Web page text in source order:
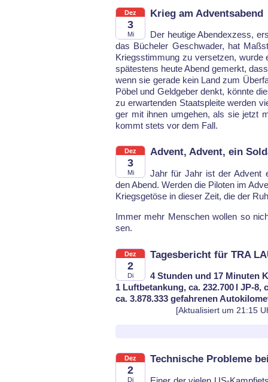
Dez
3
Mi
Krieg am Adventsabend
Der heu­ti­ge Abend­ex­zess,
das Bü­che­ler Ge­schwa­der, hat
Kriegs­stim­mung zu ver­set­zen, wur­de
spä­tes­tens heu­te Abend ge­merkt,
wenn sie ge­ra­de kein Land zum
Pö­bel und Geld­ge­ber denkt, könn­te
zu er­war­ten­den Staats­plei­te wer­den
ger mit ih­nen um­ge­hen, als sie jetzt
kommt stets vor dem Fall.
Dez
3
Mi
Advent, Advent, ein
Jahr für Jahr ist der Ad­vent
den Abend. Wer­den die Pi­lo­ten im
Kriegs­ge­tö­se in die­ser Zeit, die der
Im­mer mehr Men­schen wol­len so
sen.
Dez
2
Di
Tagesbericht für TRA
4 Stunden und 17 Minuten
1 Luftbetankung, ca. 232.700 l JP-8,
ca. 3.878.333 gefahrenen
[Aktualisiert um 21:15
Dez
2
Di
Technische Probleme